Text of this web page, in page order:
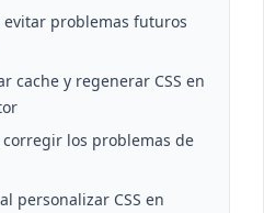
evitar problemas futuros
cache y regenerar CSS en
los problemas de
personalizar CSS en